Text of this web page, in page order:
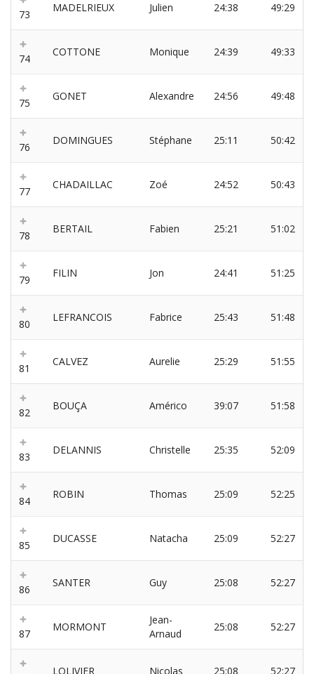
73
MADELRIEUX Julien 24:38 49:29
74
COTTONE Monique 24:39 49:33
75
GONET Alexandre 24:56 49:48
76
DOMINGUES Stéphane 25:11 50:42
77
CHADAILLAC Zoé 24:52 50:43
78
BERTAIL Fabien 25:21 51:02
79
FILIN Jon 24:41 51:25
80
LEFRANCOIS Fabrice 25:43 51:48
81
CALVEZ Aurelie 25:29 51:55
82
BOUÇA Américo 39:07 51:58
83
DELANNIS Christelle 25:35 52:09
84
ROBIN Thomas 25:09 52:25
85
DUCASSE Natacha 25:09 52:27
86
SANTER Guy 25:08 52:27
87
MORMONT
Jean-
Arnaud
25:08 52:27
LOLIVIER Nicolas 25:08 52:27